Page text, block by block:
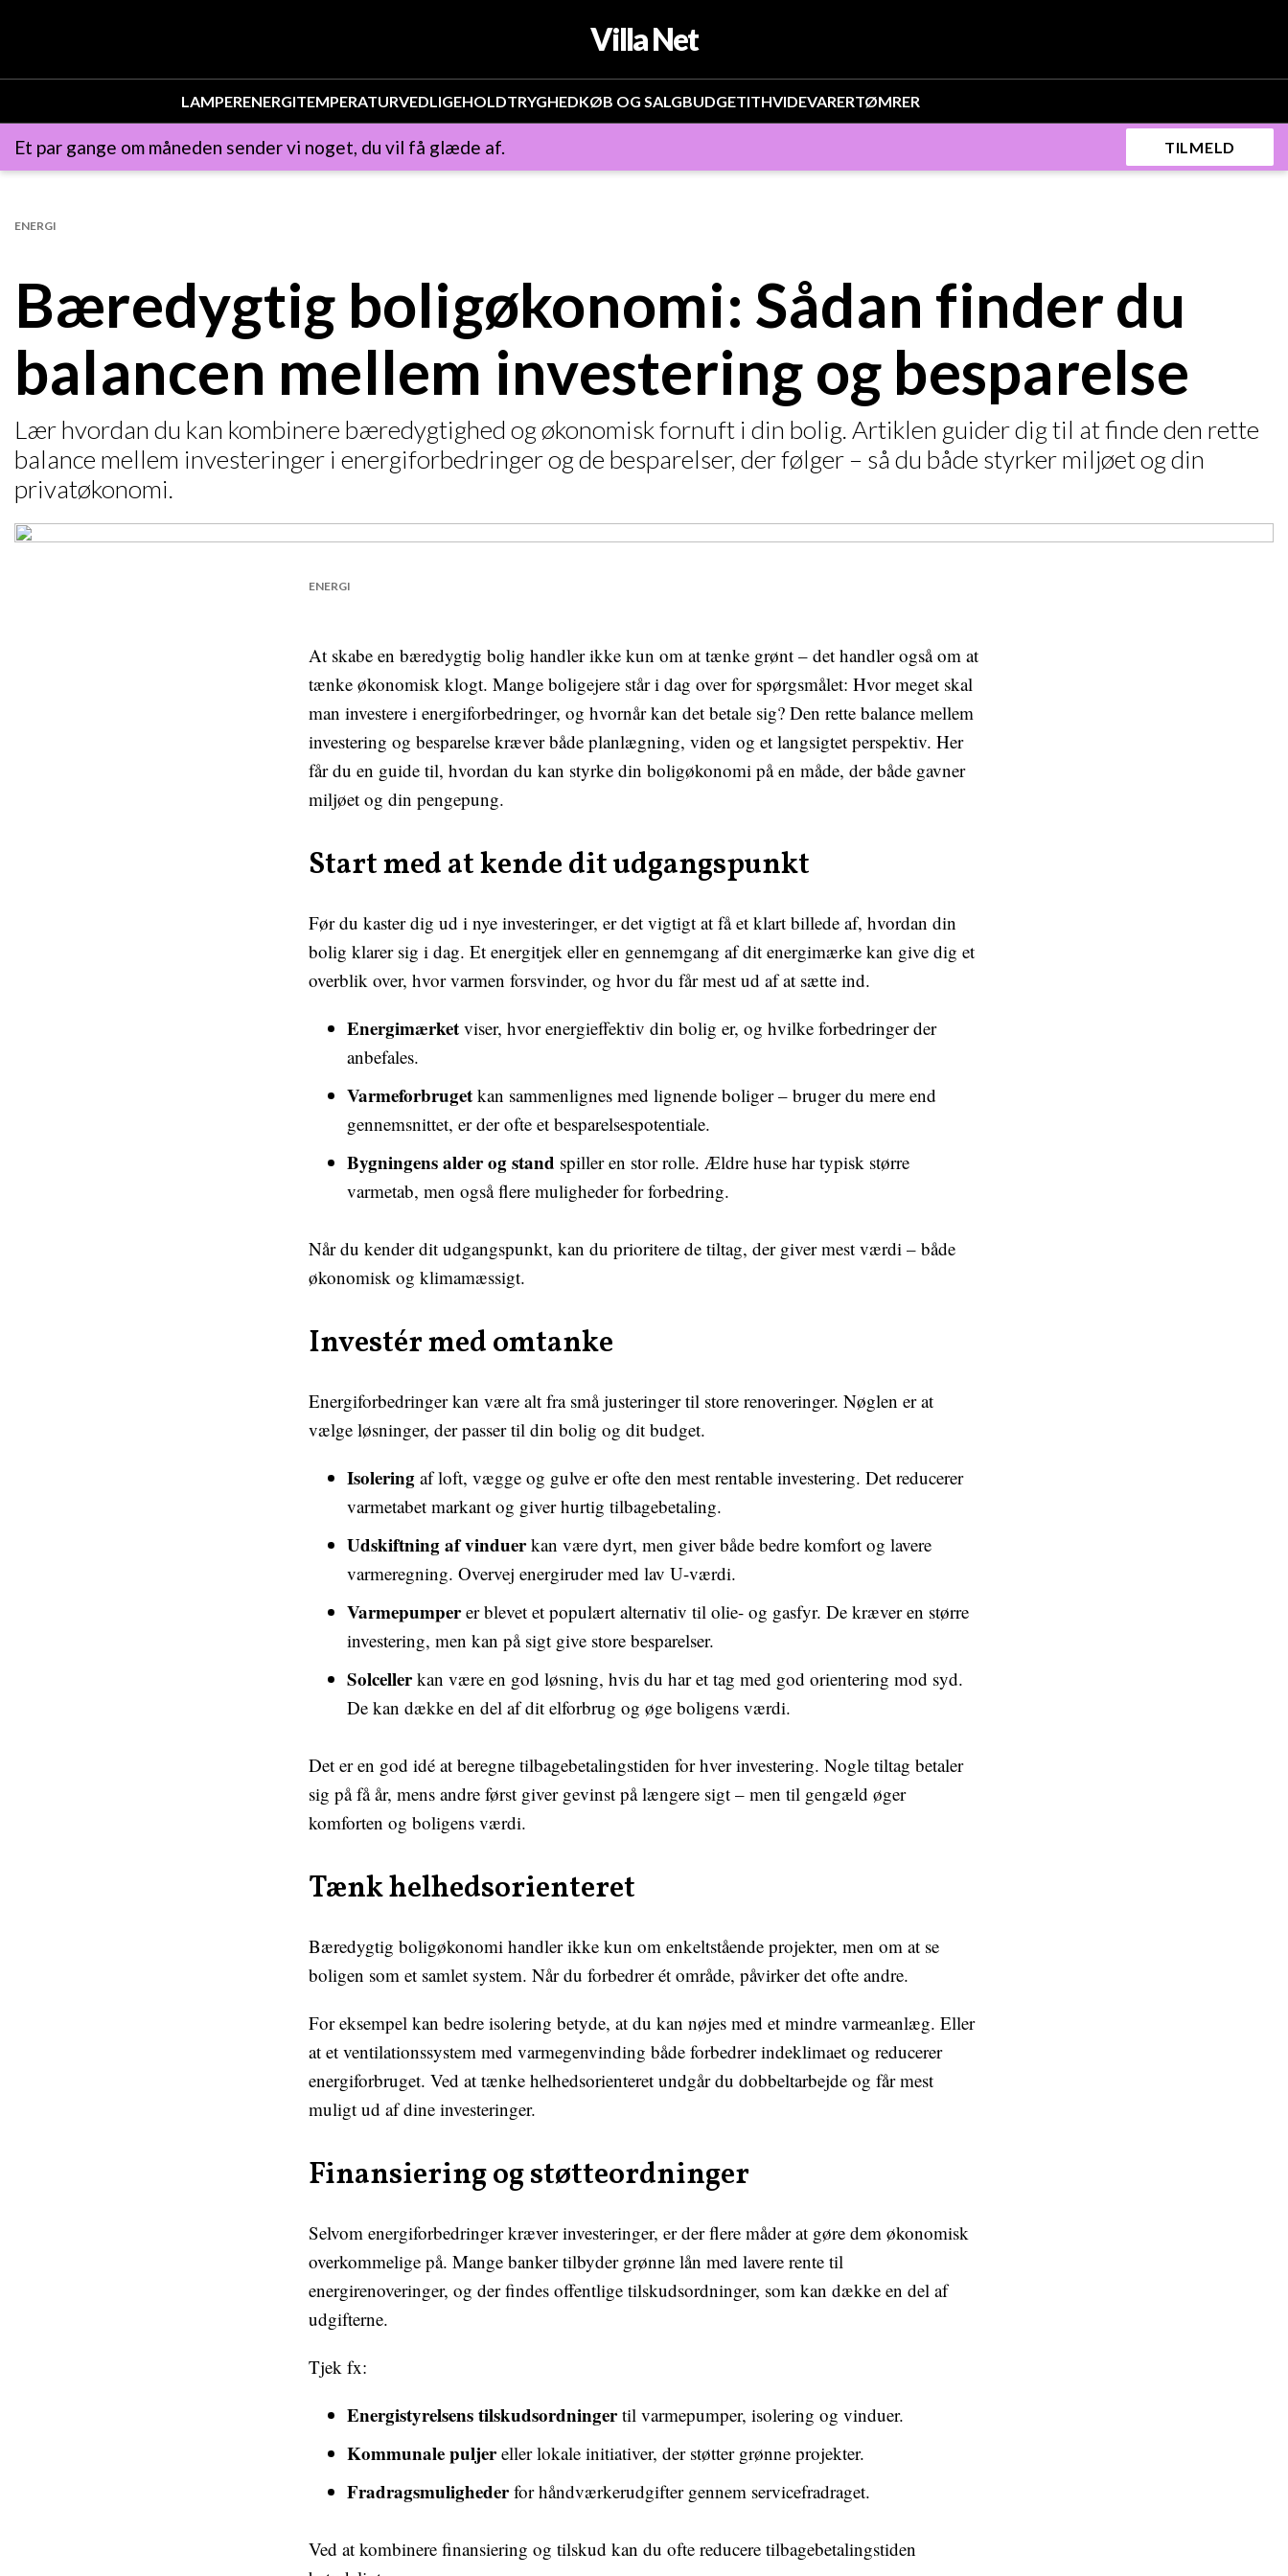
Villa Net
LAMPERENERGITEMPERATURVEDLIGEHOLDTRYGHEDKØB OG SALGBUDGETITHVIDEVARERTØMRER
Et par gange om måneden sender vi noget, du vil få glæde af. TILMELD
Bæredygtig boligøkonomi: Sådan finder du
balancen mellem investering og besparelse
ENERGI
Lær hvordan du kan kombinere bæredygtighed og økonomisk fornuft i din bolig. Artiklen guider dig til at finde den rette
balance mellem investeringer i energiforbedringer og de besparelser, der følger – så du både styrker miljøet og din
privatøkonomi.
ENERGI
At skabe en bæredygtig bolig handler ikke kun om at tænke grønt – det handler også om at
tænke økonomisk klogt. Mange boligejere står i dag over for spørgsmålet: Hvor meget skal
man investere i energiforbedringer, og hvornår kan det betale sig? Den rette balance mellem
investering og besparelse kræver både planlægning, viden og et langsigtet perspektiv. Her
får du en guide til, hvordan du kan styrke din boligøkonomi på en måde, der både gavner
miljøet og din pengepung.
Start med at kende dit udgangspunkt
Før du kaster dig ud i nye investeringer, er det vigtigt at få et klart billede af, hvordan din
bolig klarer sig i dag. Et energitjek eller en gennemgang af dit energimærke kan give dig et
overblik over, hvor varmen forsvinder, og hvor du får mest ud af at sætte ind.
Energimærket viser, hvor energieffektiv din bolig er, og hvilke forbedringer der
anbefales.
Varmeforbruget kan sammenlignes med lignende boliger – bruger du mere end
gennemsnittet, er der ofte et besparelsespotentiale.
Bygningens alder og stand spiller en stor rolle. Ældre huse har typisk større
varmetab, men også flere muligheder for forbedring.
Når du kender dit udgangspunkt, kan du prioritere de tiltag, der giver mest værdi – både
økonomisk og klimamæssigt.
Investér med omtanke
Energiforbedringer kan være alt fra små justeringer til store renoveringer. Nøglen er at
vælge løsninger, der passer til din bolig og dit budget.
Isolering af loft, vægge og gulve er ofte den mest rentable investering. Det reducerer
varmetabet markant og giver hurtig tilbagebetaling.
Udskiftning af vinduerkan være dyrt, men giver både bedre komfort og lavere
varmeregning. Overvej energiruder med lav U-værdi.
Varmepumperer blevet et populært alternativ til olie- og gasfyr. De kræver en større
investering, men kan på sigt give store besparelser.
Solcellerkan være en god løsning, hvis du har et tag med god orientering mod syd.
De kan dække en del af dit elforbrug og øge boligens værdi.
Det er en god idé at beregne tilbagebetalingstiden for hver investering. Nogle tiltag betaler
sig på få år, mens andre først giver gevinst på længere sigt – men til gengæld øger
komforten og boligens værdi.
Tænk helhedsorienteret
Bæredygtig boligøkonomi handler ikke kun om enkeltstående projekter, men om at se
boligen som et samlet system. Når du forbedrer ét område, påvirker det ofte andre.
For eksempel kan bedre isolering betyde, at du kan nøjes med et mindre varmeanlæg. Eller
at et ventilationssystem med varmegenvinding både forbedrer indeklimaet og reducerer
energiforbruget. Ved at tænke helhedsorienteret undgår du dobbeltarbejde og får mest
muligt ud af dine investeringer.
Finansiering og støtteordninger
Selvom energiforbedringer kræver investeringer, er der flere måder at gøre dem økonomisk
overkommelige på. Mange banker tilbyder grønne lån med lavere rente til
energirenoveringer, og der findes offentlige tilskudsordninger, som kan dække en del af
udgifterne.
Tjek fx:
Energistyrelsens tilskudsordningertil varmepumper, isolering og vinduer.
Kommunale puljereller lokale initiativer, der støtter grønne projekter.
Fradragsmulighederfor håndværkerudgifter gennem servicefradraget.
Ved at kombinere finansiering og tilskud kan du ofte reducere tilbagebetalingstiden